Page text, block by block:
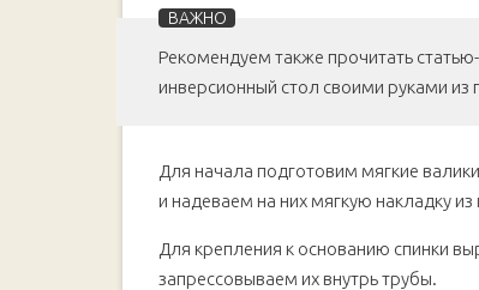
Рекомендуем также прочитать
инверсионный стол своими руками из
Для начала подготовим мягкие
и надеваем на них мягкую накладку
Для крепления к основанию спинки
запрессовываем их внутрь трубы.